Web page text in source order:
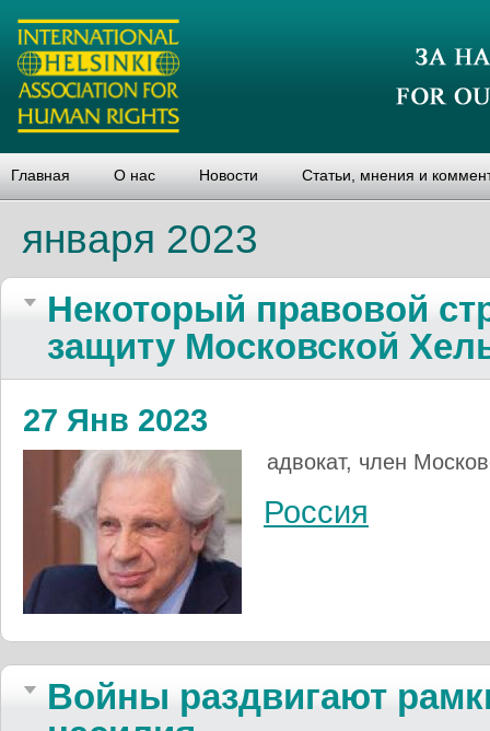
Главная О нас Новости Статьи, мнения и
января 2023
Некоторый правовой
защиту Мос­ков­ской
27 Янв 2023
адвокат, член
Россия
Войны раздвигают